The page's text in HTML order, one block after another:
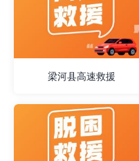
梁河县高速救援